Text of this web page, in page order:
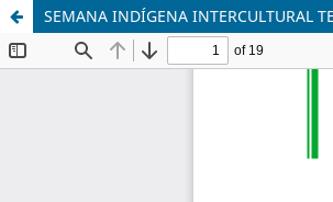
SEMANA INDÍGENA INTERCULTURAL